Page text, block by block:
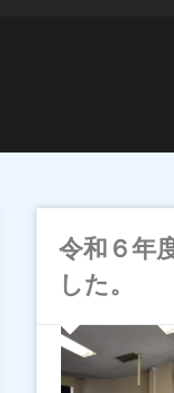
令和６年
した。